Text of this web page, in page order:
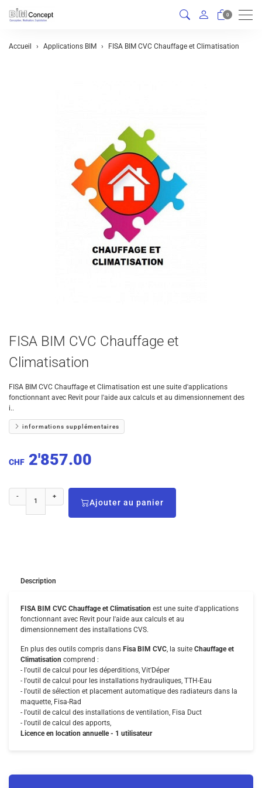
0 Menu
Accueil Applications BIM FISA BIM CVC Chauffage et Climatisation
FISA BIM CVC Chauffage et
Climatisation
FISA BIM CVC Chauffage et Climatisation est une suite d'applications
fonctionnant avec Revit pour l'aide aux calculs et au dimensionnement des
i..
informations supplémentaires
CHF 2'857.00
- +
Ajouter au panier
Description
FISA BIM CVC Chauffage et Climatisation est une suite d'applications
fonctionnant avec Revit pour l'aide aux calculs et au
dimensionnement des installations CVS.
En plus des outils compris dans Fisa BIM CVC, la suite Chauffageet
Climatisation comprend :
- l'outil de calcul pour les déperditions, Vit'Déper
- l'outil de calcul pour les installations hydrauliques, TTH-Eau
- l'outil de sélection et placement automatique des radiateurs dans la
maquette, Fisa-Rad
- l'outil de calcul des installations de ventilation, Fisa Duct
- l'outil de calcul des apports,
Licence en location annuelle - 1 utilisateur